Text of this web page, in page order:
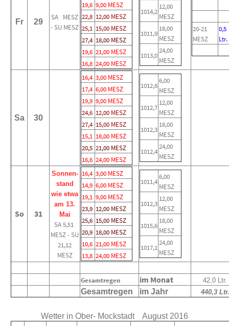
Fr 29
SA MESZ
- SU MESZ
19,6 9,00 MESZ
22,8 12,00 MESZ
25,1 15,00 MESZ
27,4 18,00 MESZ
19,6 21,00 MESZ
16,8 24,00 MESZ
1014,2
12,00
MESZ
1011,9
18,00
MESZ
1013,0
24,00
MESZ
20-21
MESZ
0,5
Ltr.
Sa 30
16,4 3,00 MESZ
17,4 6,00 MESZ
19,9 9,00 MESZ
24,6 12,00 MESZ
27,4 15,00 MESZ
15,1 18,00 MESZ
20,5 21,00 MESZ
16,6 24,00 MESZ
1012,6
6,00
MESZ
1012,7
12,00
MESZ
1012,3
18,00
MESZ
1012,4
24,00
MESZ
So 31
Sonnen-
stand
wie etwa
am 13.
Mai
SA 5,51
MESZ - SU
21,12
MESZ
16,4 3,00 MESZ
14,9 6,00 MESZ
19,1 9,00 MESZ
23,9 12,00 MESZ
25,6 15,00 MESZ
20,9 18,00 MESZ
10,6 21,00 MESZ
13,8 24,00 MESZ
1011,4
6,00
MESZ
1012,3
12,00
MESZ
1015,6
18,00
MESZ
1017,1
24,00
MESZ
Gesamtregen im Monat 42,0 Ltr.
Gesamtregen im Jahr 440,3 Ltr.
Wetter in Ober- Mockstadt August 2016